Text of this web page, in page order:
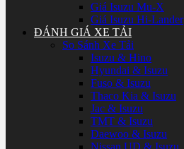
Giá Isuzu Mu-X
Giá Isuzu Hi-Lander
ĐÁNH GIÁ XE TẢI
So Sánh Xe Tải
Isuzu & Hino
Hyundai & Isuzu
Fuso & Isuzu
Thaco Kia & Isuzu
Jac & Isuzu
TMT & Isuzu
Daewoo & Isuzu
Nissan UD & Isuzu